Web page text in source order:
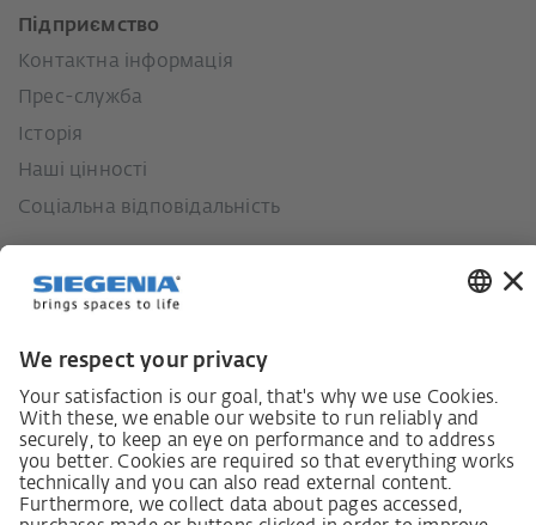
Підприємство
Контактна інформація
Прес-служба
Історія
Наші цінності
Соціальна відповідальність
Закон про обов'язки щодо належної ретельності в
ланцюгах постачання
Кодекс поведінки постачальників
Інформаційний лист для постачальників щодо